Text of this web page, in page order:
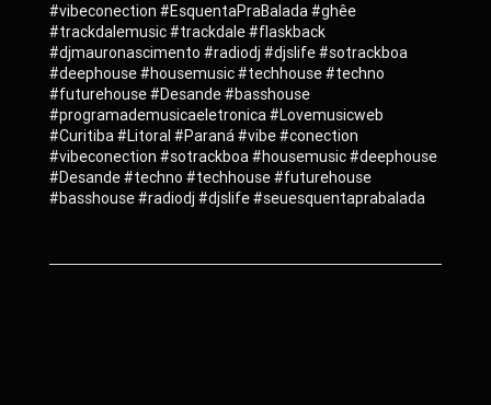
#vibeconection #EsquentaPraBalada #ghêe
#trackdalemusic #trackdale #flaskback
#djmauronascimento #radiodj #djslife #sotrackboa
#deephouse #housemusic #techhouse #techno
#futurehouse #Desande #basshouse
#programademusicaeletronica #Lovemusicweb
#Curitiba #Litoral #Paraná #vibe #conection
#vibeconection #sotrackboa #housemusic #deephouse
#Desande #techno #techhouse #futurehouse
#basshouse #radiodj #djslife #seuesquentaprabalada